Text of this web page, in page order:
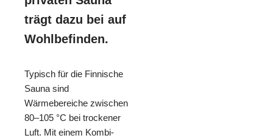
trägt dazu bei auf
Wohlbefinden.
Typisch für die Finnische
Sauna sind
Wärmebereiche zwischen
80–105 °C bei trockener
Luft. Mit einem Kombi-